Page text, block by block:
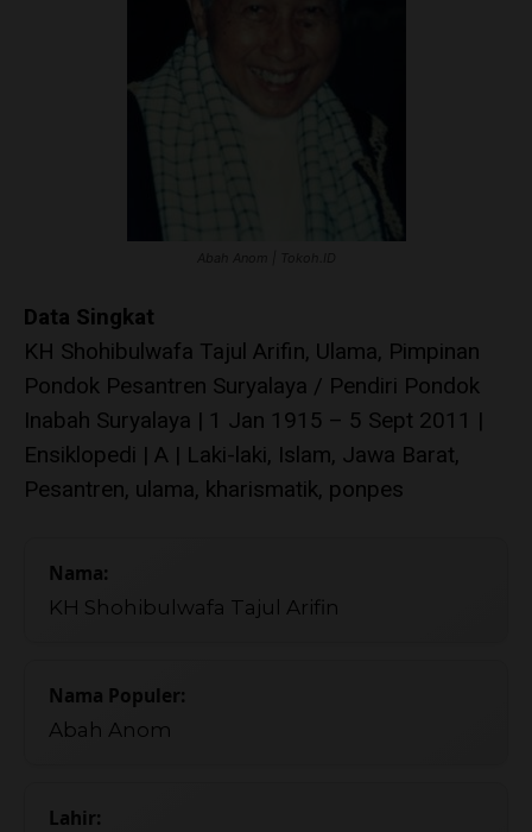
Data Singkat
KH Shohibulwafa Tajul Arifin, Ulama, Pimpinan
Pondok Pesantren Suryalaya / Pendiri Pondok
Inabah Suryalaya | 1 Jan 1915 – 5 Sept 2011 |
Ensiklopedi | A | Laki-laki, Islam, Jawa Barat,
Pesantren, ulama, kharismatik, ponpes
Nama:
KH Shohibulwafa Tajul Arifin
Nama Populer:
Abah Anom
Lahir: